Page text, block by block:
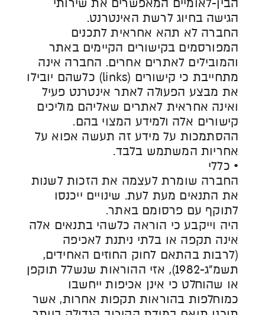
הגישה בחיוג לרשת האינטרנט.
החברה לא תהא אחראית לתכנים
המפורסמים בקישורים הקיימים באתר
והמובילים לאתרים אחרים. החברה אינה
מתחייבת כי קישורים (links) כלשהם יובילו
את מבצע הפעולה לאתר אינטרנט פעיל
ואינה אחראית לאתרים שאליהם מוליכים
קישורים אלה ולמידע המצוי בהם.
ההסתמכות על מידע זה תעשה אפוא על
אחריות המשתמש בלבד.
• כללי
החברה שומרת לעצמה את הזכות לשנות
את התנאים מעת לעת. שינויים ייכנסו
לתוקף עם פרסומם באתר.
היה וייקבע כי הוראה כלשהי בתנאים אלה
אינה תקפה או בלתי ניתנת לאכיפה
(לרבות בהתאם לחוק החוזים האחידים,
תשמ"ג-1982), אזי ההוראות שנשלל תוקפן
או שהוחלט כי אינן אכיפות ייחשבו
כמוחלפות בהוראות תקפות אחרות, אשר